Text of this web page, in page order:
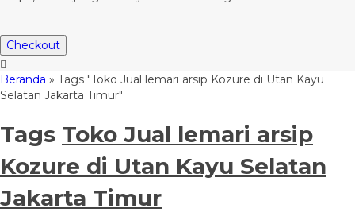
Checkout
Beranda » Tags "Toko Jual lemari arsip Kozure di Utan Kayu
Selatan Jakarta Timur"
Tags Toko Jual lemari arsip
Kozure di Utan Kayu Selatan
Jakarta Timur